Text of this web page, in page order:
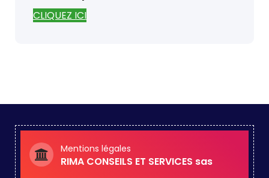
CLIQUEZ ICI
Mentions légales
RIMA CONSEILS ET SERVICES sas